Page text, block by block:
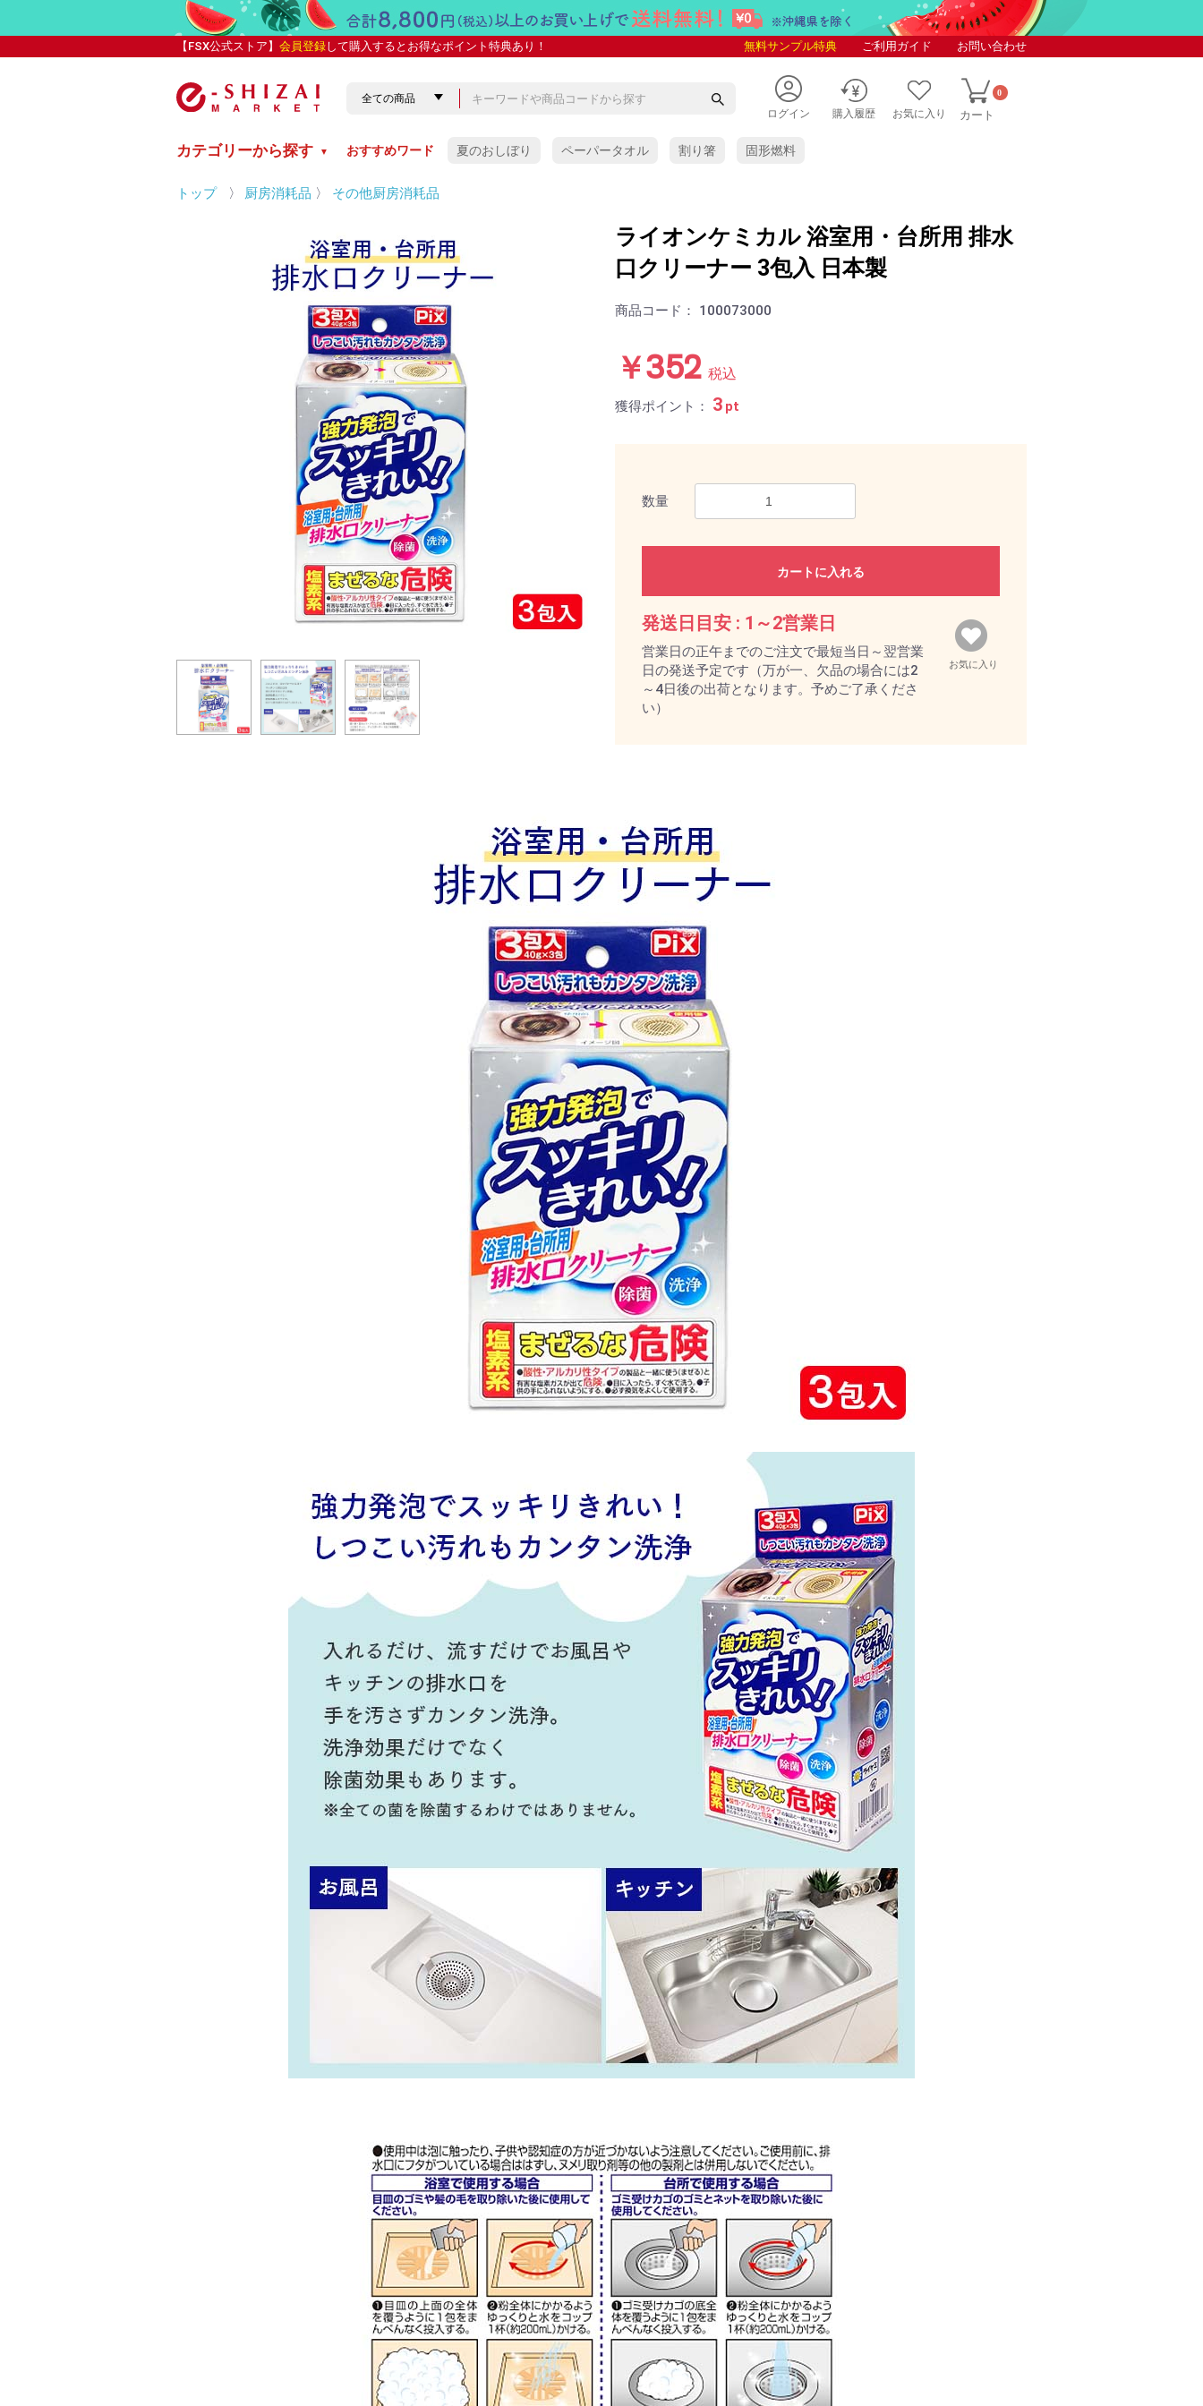
【FSX公式ストア】 会員登録して購入するとお得なポイント特典あり！ 無料サンプル特典 ご利用ガイド お問い合わせ
ログイン 購入履歴 お気に入り カート
0
カテゴリーから探す ▼ おすすめワード 夏のおしぼり ペーパータオル 割り箸 固形燃料
トップ 〉 厨房消耗品 〉 その他厨房消耗品
ライオンケミカル 浴室用・台所用 排水
口クリーナー 3包入 日本製
商品コード： 100073000
￥352 税込
獲得ポイント： 3 pt
数量
カートに入れる
お気に入り
発送日目安 : 1～2営業日
営業日の正午までのご注文で最短当日～翌営業
日の発送予定です（万が一、欠品の場合には2
～4日後の出荷となります。予めご了承くださ
い）